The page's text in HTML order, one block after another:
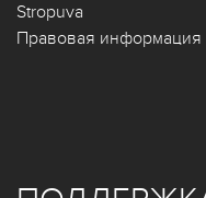
Stropuva
Правовая информация